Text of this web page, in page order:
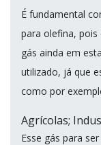
É fundamental
para olefina,
gás ainda em
utilizado, já que
como por
Agrícolas;
Esse gás para